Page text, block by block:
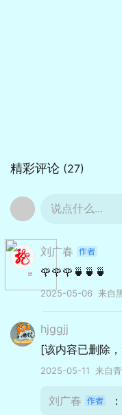
精彩评论 (27)
说点什么...
刘广春
🌹🌹🌹🍵🍵🍵
2025-05-06 来自
hjggjj
[该内容已删除
2025-05-11 来自
刘广春